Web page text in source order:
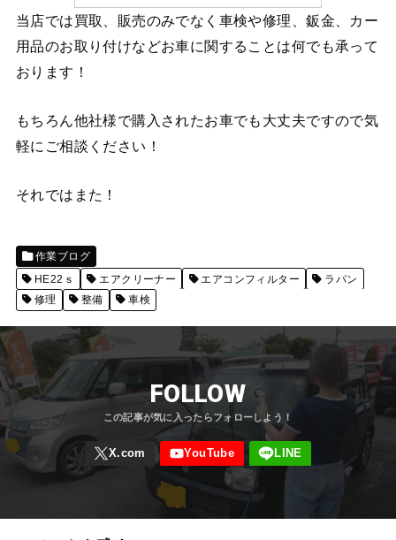
当店では買取、販売のみでなく車検や修理、鈑金、カー
用品のお取り付けなどお車に関することは何でも承って
おります！
もちろん他社様で購入されたお車でも大丈夫ですので気
軽にご相談ください！
それではまた！
作業ブログ
HE22ｓ
エアクリーナー エアコンフィルター
ラパン
修理
整備 車検
FOLLOW